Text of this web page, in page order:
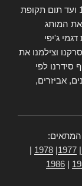
משנת 1970 ועד תום תקופת
המותג
ג'יפי
וצילמנו את
סידרנו לפי
אביזרים,
המתאים:
1977
1978
1986